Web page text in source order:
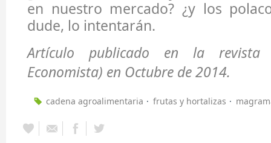
en nuestro mercado? ¿y los
dude, lo intentarán.
Artículo publicado en la revista
Economista) en Octubre de 2014.
cadena agroalimentaria frutas y hortalizas